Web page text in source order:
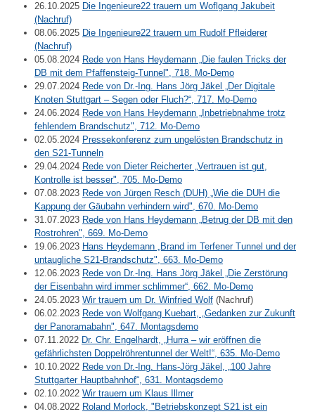
26.10.2025 Die Ingenieure22 trauern um Woflgang Jakubeit
(Nachruf)
08.06.2025 Die Ingenieure22 trauern um Rudolf Pfleiderer
(Nachruf)
05.08.2024 Rede von Hans Heydemann „Die faulen Tricks der
DB mit dem Pfaffensteig-Tunnel", 718. Mo-Demo
29.07.2024 Rede von Dr.-Ing. Hans Jörg Jäkel „Der Digitale
Knoten Stuttgart – Segen oder Fluch?“, 717. Mo-Demo
24.06.2024 Rede von Hans Heydemann „Inbetriebnahme trotz
fehlendem Brandschutz", 712. Mo-Demo
02.05.2024 Pressekonferenz zum ungelösten Brandschutz in
den S21-Tunneln
29.04.2024 Rede von Dieter Reicherter „Vertrauen ist gut,
Kontrolle ist besser", 705. Mo-Demo
07.08.2023 Rede von Jürgen Resch (DUH) „Wie die DUH die
Kappung der Gäubahn verhindern wird", 670. Mo-Demo
31.07.2023 Rede von Hans Heydemann „Betrug der DB mit den
Rostrohren", 669. Mo-Demo
19.06.2023 Hans Heydemann „Brand im Terfener Tunnel und der
untaugliche S21-Brandschutz", 663. Mo-Demo
12.06.2023 Rede von Dr.-Ing. Hans Jörg Jäkel „Die Zerstörung
der Eisenbahn wird immer schlimmer“, 662. Mo-Demo
24.05.2023 Wir trauern um Dr. Winfried Wolf (Nachruf)
06.02.2023 Rede von Wolfgang Kuebart, „Gedanken zur Zukunft
der Panoramabahn", 647. Montagsdemo
07.11.2022 Dr. Chr. Engelhardt, „Hurra – wir eröffnen die
gefährlichsten Doppelröhrentunnel der Welt!“, 635. Mo-Demo
10.10.2022 Rede von Dr.-Ing. Hans-Jörg Jäkel, „100 Jahre
Stuttgarter Hauptbahnhof“, 631. Montagsdemo
02.10.2022 Wir trauern um Klaus Illmer
04.08.2022 Roland Morlock, "Betriebskonzept S21 ist ein